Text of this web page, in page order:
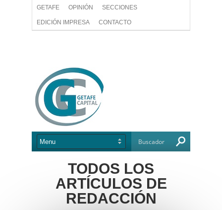
GETAFE OPINIÓN SECCIONES
EDICIÓN IMPRESA CONTACTO
TODOS LOS
ARTÍCULOS DE
REDACCIÓN